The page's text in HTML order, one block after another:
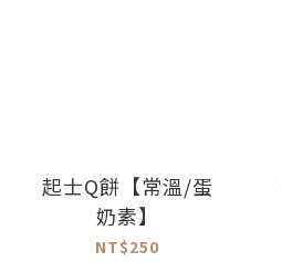
起士Q餅【常溫/蛋
奶素】
NT$250